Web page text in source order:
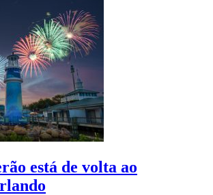
está de volta ao